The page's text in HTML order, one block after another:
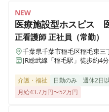
NEW
医療施設型ホスピス
正看護師正社員（常勤）
千葉県千葉市稲毛区稲毛東三
JR総武線「稲毛駅」徒歩約4分
介護・福祉 日勤のみ 週休2日
月給43.7万円〜52万円